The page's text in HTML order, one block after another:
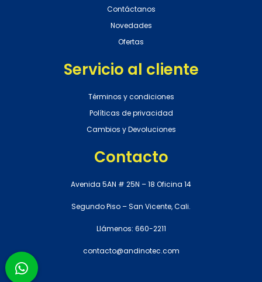
Contáctanos
Novedades
Ofertas
Servicio al cliente
Términos y condiciones
Políticas de privacidad
Cambios y Devoluciones
Contacto
Avenida 5AN # 25N – 18 Oficina 14
Segundo Piso – San Vicente, Cali.
Llámenos: 660-2211
contacto@andinotec.com